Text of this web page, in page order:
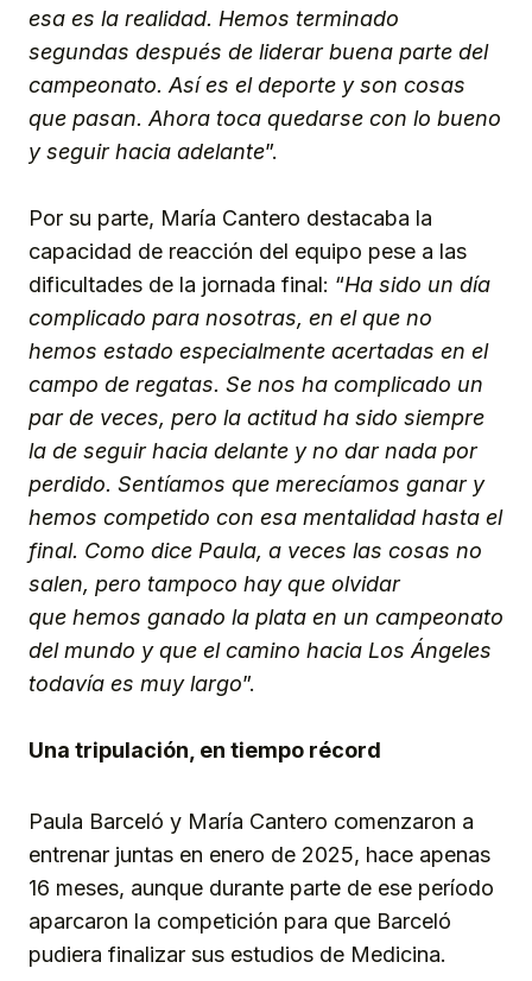
esa es la realidad. Hemos terminado
segundas después de liderar buena parte del
campeonato. Así es el deporte y son cosas
que pasan. Ahora toca quedarse con lo bueno
y seguir hacia adelante”.
Por su parte, María Cantero destacaba la
capacidad de reacción del equipo pese a las
dificultades de la jornada final: “Ha sido un día
complicado para nosotras, en el que no
hemos estado especialmente acertadas en el
campo de regatas. Se nos ha complicado un
par de veces, pero la actitud ha sido siempre
la de seguir hacia delante y no dar nada por
perdido. Sentíamos que merecíamos ganar y
hemos competido con esa mentalidad hasta el
final. Como dice Paula, a veces las cosas no
salen, pero tampoco hay que olvidar
que hemos ganado la plata en un campeonato
del mundo y que el camino hacia Los Ángeles
todavía es muy largo”.
Una tripulación, en tiempo récord
Paula Barceló y María Cantero comenzaron a
entrenar juntas en enero de 2025, hace apenas
16 meses, aunque durante parte de ese período
aparcaron la competición para que Barceló
pudiera finalizar sus estudios de Medicina.